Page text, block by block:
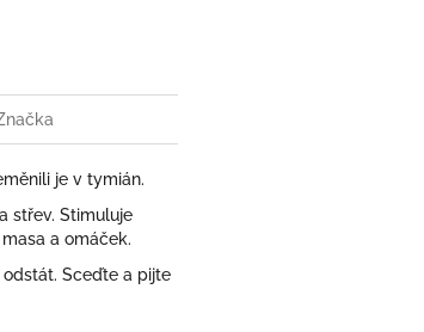
je v tymián.
střev. Stimuluje
a omáček.
Sceďte a pijte